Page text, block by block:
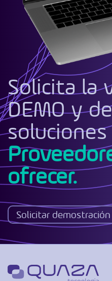
Solicita la
DEMO y
ofrecer.
Solicitar demostración